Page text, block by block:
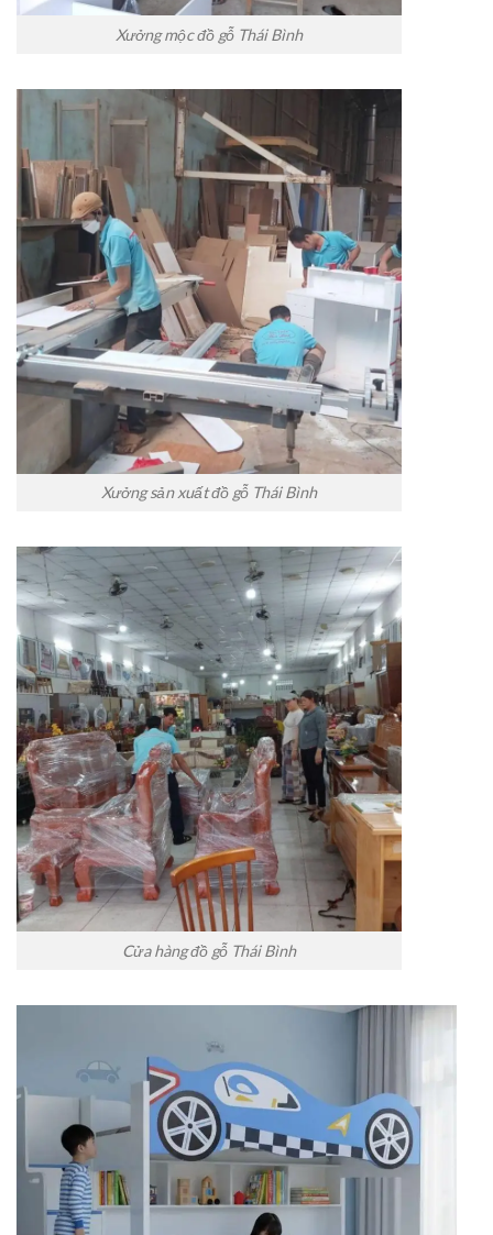
Xưởng mộc đồ gỗ Thái Bình
Xưởng sản xuất đồ gỗ Thái Bình
Cửa hàng đồ gỗ Thái Bình